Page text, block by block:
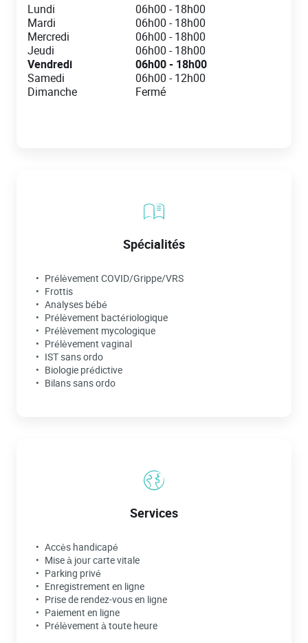
Day of the Week
Lundi 06h00 -18h00
Mardi
06h00 -18h00
Mercredi
06h00 -18h00
Jeudi
06h00 -18h00
Vendredi
06h00- 18h00
Samedi
06h00 -12h00
Dimanche
Fermé
Spécialités
Prélèvement COVID/Grippe/VRS
Frottis
Analyses bébé
Prélèvement bactériologique
Prélèvement mycologique
Prélèvement vaginal
IST sans ordo
Biologie prédictive
Bilans sans ordo
Services
Accès handicapé
Mise à jour carte vitale
Parking privé
Enregistrement en ligne
Prise de rendez-vous en ligne
Paiement en ligne
Prélèvement à toute heure